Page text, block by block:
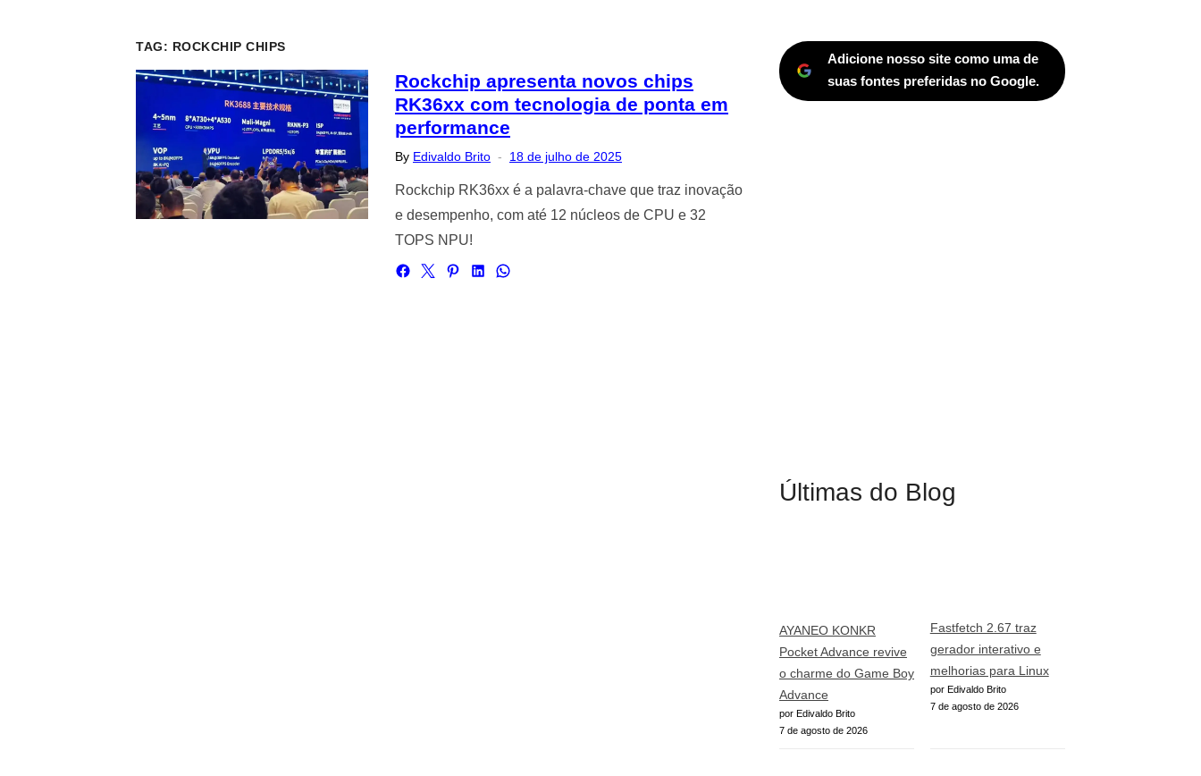
TAG: ROCKCHIP CHIPS
Rockchip apresenta novos chips
RK36xx com tecnologia de ponta em
performance
By Edivaldo Brito
Posted
18 de julho de 2025
Rockchip RK36xx é a palavra-chave que traz inovação
e desempenho, com até 12 núcleos de CPU e 32
TOPS NPU!
Adicione nosso site como uma de
suas fontes preferidas no Google.
Últimas do Blog
AYANEO KONKR
Pocket Advance revive
o charme do Game Boy
Advance
por Edivaldo Brito
7 de agosto de 2026
Fastfetch 2.67 traz
gerador interativo e
melhorias para Linux
por Edivaldo Brito
7 de agosto de 2026